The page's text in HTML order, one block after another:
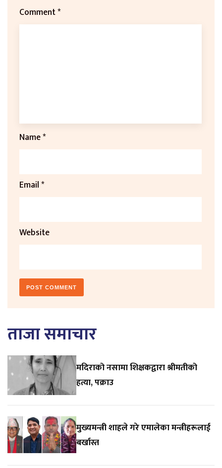
Comment*
Name*
Email*
Website
ताजा समाचार
मदिराको नसामा शिक्षकद्वारा श्रीमतीको
हत्या, पक्राउ
मुख्यमन्त्री शाहले गरे एमालेका मन्त्रीहरूलाई
बर्खास्त